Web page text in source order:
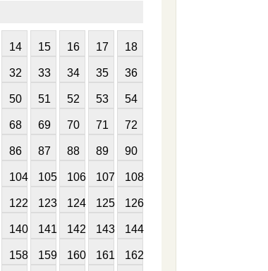
14 15 16 17 18
32 33 34 35 36
50 51 52 53 54
68 69 70 71 72
86 87 88 89 90
104 105 106 107 108
122 123 124 125 126
140 141 142 143 144
158 159 160 161 162